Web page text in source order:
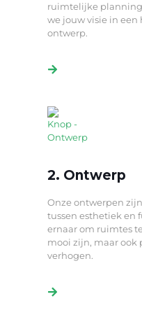
ruimtelijke planning
we jouw visie in
ontwerp.
2. Ontwerp
Onze ontwerpen
tussen esthetiek en
ernaar om ruimtes
mooi zijn, maar
verhogen.